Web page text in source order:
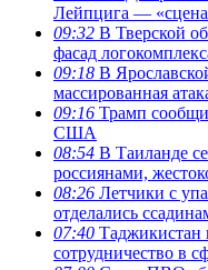
Лейпцига —
09:32 В Тверской
фасад
09:18 В
массированная
09:16 Трамп
США
08:54 В Таиланде
россиянами,
08:26 Летчики с
отделались
07:40 Таджикистан
сотрудничество в